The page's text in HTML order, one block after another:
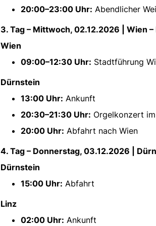
20:00–23:00 Uhr: Abendlicher
3. Tag – Mittwoch, 02.12.2026 | Wien
Wien
09:00–12:30 Uhr: Stadtführung
Dürnstein
13:00 Uhr: Ankunft
20:30–21:30 Uhr: Orgelkonzert
20:00 Uhr: Abfahrt nach Wien
4. Tag – Donnerstag, 03.12.2026 |
Dürnstein
15:00 Uhr: Abfahrt
Linz
02:00 Uhr: Ankunft